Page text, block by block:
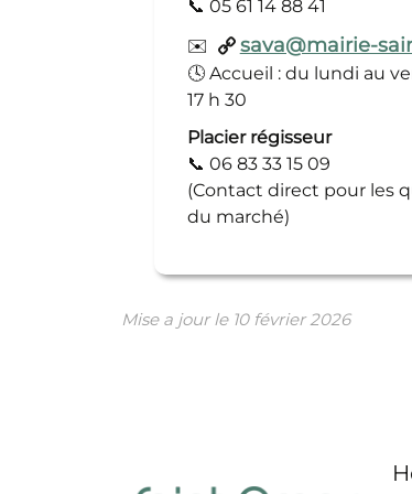
📞 05 61 14 88 41
✉️
sava@mairie-
🕓Accueil : du lundi au
17 h 30
Placier régisseur
📞 06 83 33 15 09
(Contact direct pour les
du marché)
Mise a jour le 10 février 2026